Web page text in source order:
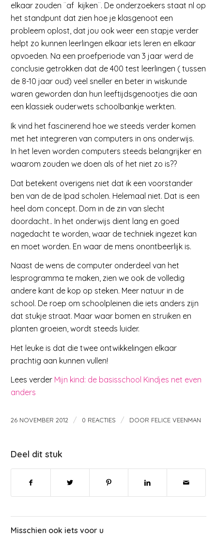
elkaar zouden ¨af kijken¨. De onderzoekers staat nl op
het standpunt dat zien hoe je klasgenoot een
probleem oplost, dat jou ook weer een stapje verder
helpt zo kunnen leerlingen elkaar iets leren en elkaar
opvoeden. Na een proefperiode van 3 jaar werd de
conclusie getrokken dat de 400 test leerlingen ( tussen
de 8-10 jaar oud) veel sneller en beter in wiskunde
waren geworden dan hun leeftijdsgenootjes die aan
een klassiek ouderwets schoolbankje werkten.
Ik vind het fascinerend hoe we steeds verder komen
met het integreren van computers in ons onderwijs.
In het leven worden computers steeds belangrijker en
waarom zouden we doen als of het niet zo is??
Dat betekent overigens niet dat ik een voorstander
ben van de de Ipad scholen. Helemaal niet. Dat is een
heel dom concept. Dom in de zin van slecht
doordacht.. In het onderwijs dient lang en goed
nagedacht te worden, waar de techniek ingezet kan
en moet worden. En waar de mens onontbeerlijk is.
Naast de wens de computer onderdeel van het
lesprogramma te maken, zien we ook de volledig
andere kant de kop op steken. Meer natuur in de
school. De roep om schoolpleinen die iets anders zijn
dat stukje straat. Maar waar bomen en struiken en
planten groeien, wordt steeds luider.
Het leuke is dat die twee ontwikkelingen elkaar
prachtig aan kunnen vullen!
Lees verder Mijn kind: de basisschool Kindjes net even
anders
26 NOVEMBER 2012 / 0 REACTIES / DOOR FELICE VEENMAN
Deel dit stuk
Misschien ook iets voor u